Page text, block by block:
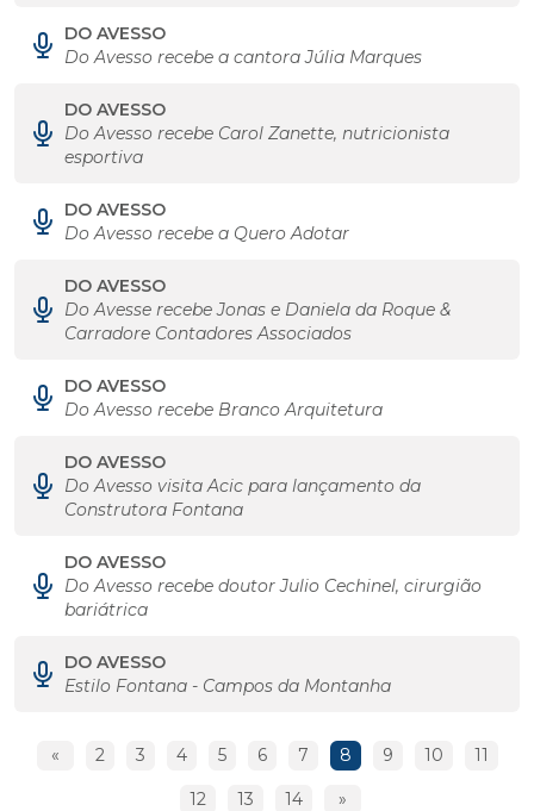
DO AVESSO
Do Avesso recebe a cantora Júlia Marques
DO AVESSO
Do Avesso recebe Carol Zanette, nutricionista
esportiva
DO AVESSO
Do Avesso recebe a Quero Adotar
DO AVESSO
Do Avesse recebe Jonas e Daniela da Roque &
Carradore Contadores Associados
DO AVESSO
Do Avesso recebe Branco Arquitetura
DO AVESSO
Do Avesso visita Acic para lançamento da
Construtora Fontana
DO AVESSO
Do Avesso recebe doutor Julio Cechinel, cirurgião
bariátrica
DO AVESSO
Estilo Fontana - Campos da Montanha
« 2 3 4 5 6 7 8 9 10 11
12 13 14 »